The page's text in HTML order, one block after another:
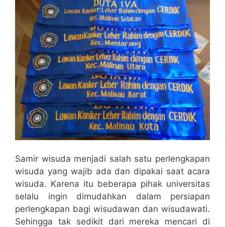
Samir wisuda menjadi salah satu perlengkapan
wisuda yang wajib ada dan dipakai saat acara
wisuda. Karena itu beberapa pihak universitas
selalu ingin dimudahkan dalam persiapan
perlengkapan bagi wisudawan dan wisudawati.
Sehingga tak sedikit dari mereka mencari di